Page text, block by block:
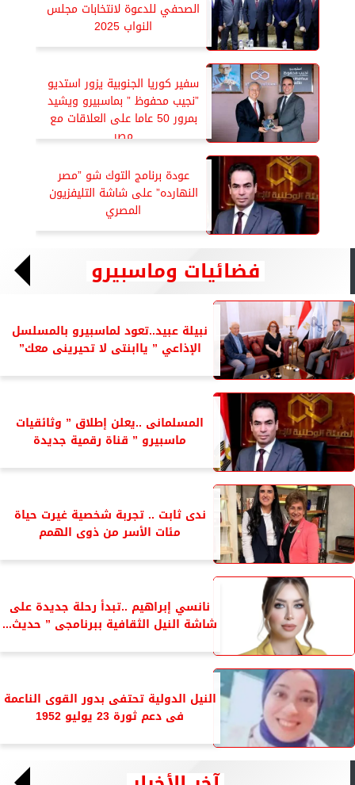
الصحفي للدعوة لانتخابات مجلس
النواب 2025
سفير كوريا الجنوبية يزور استديو
”نجيب محفوظ ” بماسبيرو ويشيد
بمرور 50 عاما على العلاقات مع
مصر
عودة برنامج التوك شو ”مصر
النهارده” على شاشة التليفزيون
المصري
فضائيات وماسبيرو
نبيلة عبيد..تعود لماسبيرو بالمسلسل
الإذاعي ” ياابنتى لا تحيرينى معك”
المسلمانى ..يعلن إطلاق ” وثائقيات
ماسبيرو ” قناة رقمية جديدة
ندى ثابت .. تجربة شخصية غيرت حياة
مئات الأسر من ذوى الهمم
نانسي إبراهيم ..تبدأ رحلة جديدة على
شاشة النيل الثقافية ببرنامجى ” حديث...
النيل الدولية تحتفى بدور القوى الناعمة
فى دعم ثورة 23 يوليو 1952